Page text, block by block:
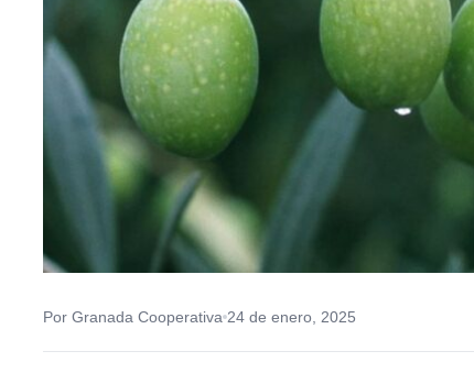
Por Granada Cooperativa 24 de enero, 2025